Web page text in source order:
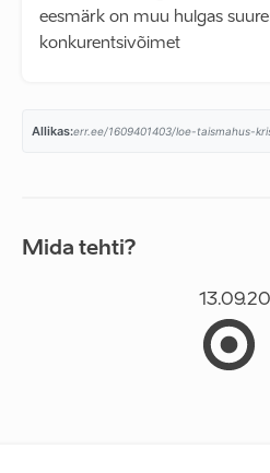
eesmärk on muu hulgas
konkurentsivõimet
Allikas:
Mida tehti?